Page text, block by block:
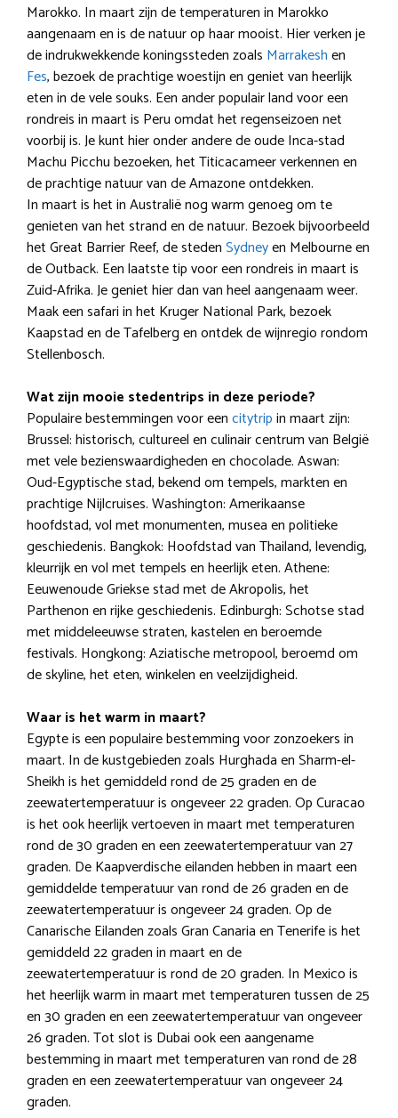
Marokko. In maart zijn de temperaturen in Marokko
aangenaam en is de natuur op haar mooist. Hier verken je
de indrukwekkende koningssteden zoals Marrakeshen
Fes, bezoek de prachtige woestijn en geniet van heerlijk
eten in de vele souks. Een ander populair land voor een
rondreis in maart is Peru omdat het regenseizoen net
voorbij is. Je kunt hier onder andere de oude Inca-stad
Machu Picchu bezoeken, het Titicacameer verkennen en
de prachtige natuur van de Amazone ontdekken.
In maart is het in Australië nog warm genoeg om te
genieten van het strand en de natuur. Bezoek bijvoorbeeld
het Great Barrier Reef, de stedenSydneyen Melbourne en
de Outback. Een laatste tip voor een rondreis in maart is
Zuid-Afrika. Je geniet hier dan van heel aangenaam weer.
Maak een safari in het Kruger National Park, bezoek
Kaapstad en de Tafelberg en ontdek de wijnregio rondom
Stellenbosch.
Wat zijn mooie stedentrips in deze periode?
Populaire bestemmingen voor eencitytripin maart zijn:
Brussel: historisch, cultureel en culinair centrum van België
met vele bezienswaardigheden en chocolade. Aswan:
Oud-Egyptische stad, bekend om tempels, markten en
prachtige Nijlcruises. Washington: Amerikaanse
hoofdstad, vol met monumenten, musea en politieke
geschiedenis. Bangkok: Hoofdstad van Thailand, levendig,
kleurrijk en vol met tempels en heerlijk eten. Athene:
Eeuwenoude Griekse stad met de Akropolis, het
Parthenon en rijke geschiedenis. Edinburgh: Schotse stad
met middeleeuwse straten, kastelen en beroemde
festivals. Hongkong: Aziatische metropool, beroemd om
de skyline, het eten, winkelen en veelzijdigheid.
Waar is het warm in maart?
Egypte is een populaire bestemming voor zonzoekers in
maart. In de kustgebieden zoals Hurghada en Sharm-el-
Sheikh is het gemiddeld rond de 25 graden en de
zeewatertemperatuur is ongeveer 22 graden. Op Curacao
is het ook heerlijk vertoeven in maart met temperaturen
rond de 30 graden en een zeewatertemperatuur van 27
graden. De Kaapverdische eilanden hebben in maart een
gemiddelde temperatuur van rond de 26 graden en de
zeewatertemperatuur is ongeveer 24 graden. Op de
Canarische Eilanden zoals Gran Canaria en Tenerife is het
gemiddeld 22 graden in maart en de
zeewatertemperatuur is rond de 20 graden. In Mexico is
het heerlijk warm in maart met temperaturen tussen de 25
en 30 graden en een zeewatertemperatuur van ongeveer
26 graden. Tot slot is Dubai ook een aangename
bestemming in maart met temperaturen van rond de 28
graden en een zeewatertemperatuur van ongeveer 24
graden.